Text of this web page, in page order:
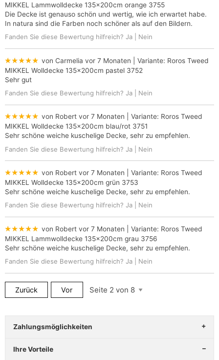
MIKKEL Lammwolldecke 135x200cm orange 3755
Die Decke ist genauso schön und wertig, wie ich erwartet habe.
In natura sind die Farben noch schöner als auf den Bildern.
Fanden Sie diese Bewertung hilfreich? Ja Nein
★★★★★ von Carmelia vor 7 Monaten | Variante: Roros Tweed
MIKKEL Wolldecke 135x200cm pastel 3752
Sehr gut
Fanden Sie diese Bewertung hilfreich? Ja Nein
★★★★★ von Robert vor 7 Monaten | Variante: Roros Tweed
MIKKEL Wolldecke 135x200cm blau/rot 3751
Sehr schöne weiche kuschelige Decke, sehr zu empfehlen.
Fanden Sie diese Bewertung hilfreich? Ja Nein
★★★★★ von Robert vor 7 Monaten | Variante: Roros Tweed
MIKKEL Wolldecke 135x200cm grün 3753
Sehr schöne weiche kuschelige Decke, sehr zu empfehlen.
Fanden Sie diese Bewertung hilfreich? Ja Nein
★★★★★ von Robert vor 7 Monaten | Variante: Roros Tweed
MIKKEL Lammwolldecke 135x200cm grau 3756
Sehr schöne weiche kuschelige Decke, sehr zu empfehlen.
Fanden Sie diese Bewertung hilfreich? Ja Nein
Zurück Vor
Zahlungsmöglichkeiten
Ihre Vorteile